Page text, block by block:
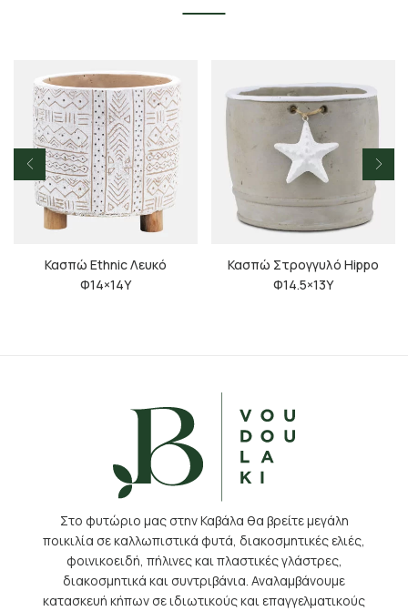
Κασπώ Ethnic Λευκό
Φ14×14Υ
Κασπώ Στρογγυλό Hippo
Φ14.5×13Υ
Στο φυτώριο μας στην Καβάλα θα βρείτε μεγάλη
ποικιλία σε καλλωπιστικά φυτά, διακοσμητικές ελιές,
φοινικοειδή, πήλινες και πλαστικές γλάστρες,
διακοσμητικά και συντριβάνια. Αναλαμβάνουμε
κατασκευή κήπων σε ιδιωτικούς και επαγγελματικούς